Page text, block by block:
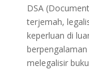
DSA
terjemah,
keperluan di
melegalisir